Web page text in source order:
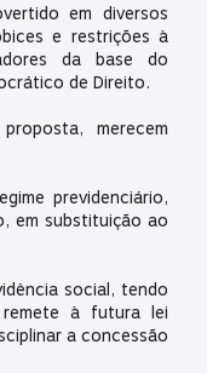
em diversos
e restrições à
da base do
de Direito.
merecem
previdenciário,
em substituição ao
social, tendo
à futura lei
a concessão